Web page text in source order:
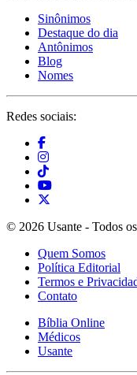
Sinônimos
Destaque do dia
Antônimos
Blog
Nomes
Redes sociais:
© 2026 Usante - Todos
Quem Somos
Política Editorial
Termos e
Contato
Bíblia Online
Médicos
Usante